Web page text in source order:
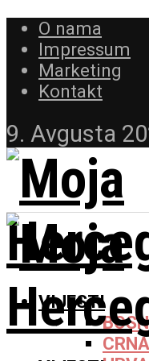
O nama
Impressum
Marketing
Kontakt
9. Avgusta
VIJESTI